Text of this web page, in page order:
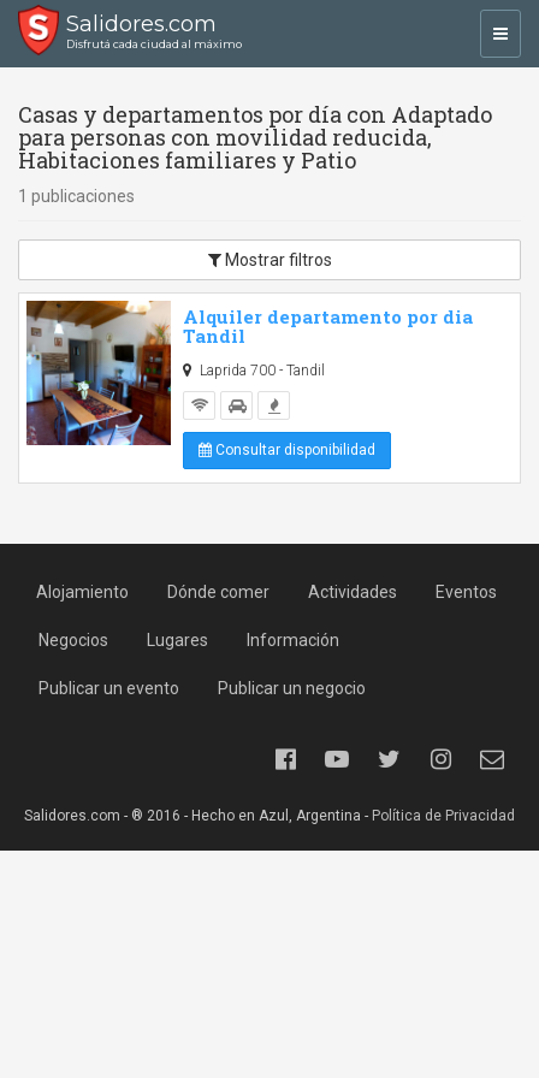
Salidores.com
Disfrutá cada ciudad al máximo
Casas y departamentos por día con Adaptado
para personas con movilidad reducida,
Habitaciones familiares y Patio
1 publicaciones
Mostrar filtros
Alquiler departamento por dia
Tandil
Laprida 700 - Tandil
Consultar disponibilidad
Alojamiento Dónde comer Actividades Eventos
Negocios Lugares Información
Publicar un evento Publicar un negocio
Salidores.com - ® 2016 - Hecho en Azul, Argentina - Política de Privacidad